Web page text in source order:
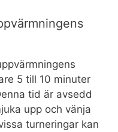
5 till 10 minuter
tid är avsedd
upp och vänja
turneringar kan